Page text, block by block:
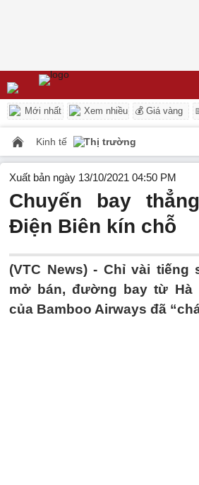
Mới nhất Xem nhiều 💰 Giá vàng
Kinh tế Thị trường
Xuất bản ngày 13/10/2021 04:50 PM
Chuyến bay
Điện Biên kín chỗ
(VTC News) - Chỉ vài tiếng
mở bán, đường bay từ Hà
của Bamboo Airways đã